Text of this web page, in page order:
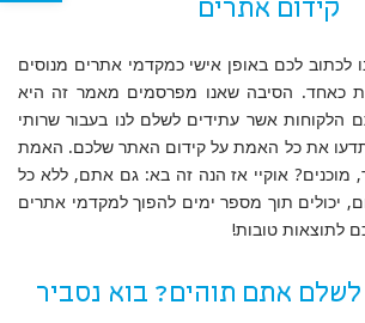
קידום אתרים
לכם באופן אישי כמקדמי אתרים מנוסים
כאחד. הסיבה שאנו מפרסמים מאמר זה היא
הלקוחות אשר עתידים לשלם לנו בעבור שרותי
את כל האמת על קידום האתר שלכם. האמת
מוכנים? אוקיי אז הנה זה בא: גם אתם, ללא כל
יכולים תוך מספר ימים להפוך למקדמי אתרים
לתוצאות טובות!
אתם תוהים? בוא נסביר